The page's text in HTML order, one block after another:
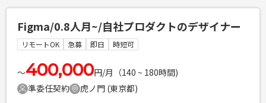
側のiOS / Androidアプリデザイン ・toB側の管理画面(WEB)
のデザイン ・デザインシステムの運用 ・CRMやPR等、サー
ビスに必要な施策のグラフィックデザイン 【使用ツール】
Figma,Illustrator,Photoshop,Slack,Notion
必須スキル
Figma/0.8人月~/自社プロダクトのデザイナー
リモートOK 急募 即日 時短可
〜400,000円/月（140 ~ 180時間)
準委任契約
虎ノ門 (東京都)